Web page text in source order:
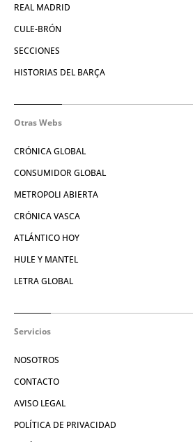
REAL MADRID
CULE-BRÓN
SECCIONES
HISTORIAS DEL BARÇA
Otras Webs
CRÓNICA GLOBAL
CONSUMIDOR GLOBAL
METROPOLI ABIERTA
CRÓNICA VASCA
ATLÁNTICO HOY
HULE Y MANTEL
LETRA GLOBAL
Servicios
NOSOTROS
CONTACTO
AVISO LEGAL
POLÍTICA DE PRIVACIDAD